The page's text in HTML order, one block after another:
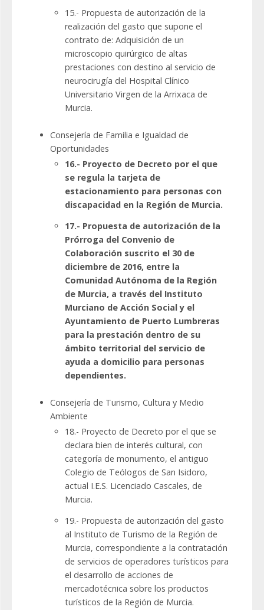
15.- Propuesta de autorización de la
realización del gasto que supone el
contrato de: Adquisición de un
microscopio quirúrgico de altas
prestaciones con destino al servicio de
neurocirugía del Hospital Clínico
Universitario Virgen de la Arrixaca de
Murcia.
Consejería de Familia e Igualdad de
Oportunidades
16.- Proyecto de Decreto por el que
se regula la tarjeta de
estacionamiento para personas con
discapacidad en la Región de Murcia.
17.- Propuesta de autorización de la
Prórroga del Convenio de
Colaboración suscrito el 30 de
diciembre de 2016, entre la
Comunidad Autónoma de la Región
de Murcia, a través del Instituto
Murciano de Acción Social y el
Ayuntamiento de Puerto Lumbreras
para la prestación dentro de su
ámbito territorial del servicio de
ayuda a domicilio para personas
dependientes.
Consejería de Turismo, Cultura y Medio
Ambiente
18.- Proyecto de Decreto por el que se
declara bien de interés cultural, con
categoría de monumento, el antiguo
Colegio de Teólogos de San Isidoro,
actual I.E.S. Licenciado Cascales, de
Murcia.
19.- Propuesta de autorización del gasto
al Instituto de Turismo de la Región de
Murcia, correspondiente a la contratación
de servicios de operadores turísticos para
el desarrollo de acciones de
mercadotécnica sobre los productos
turísticos de la Región de Murcia.